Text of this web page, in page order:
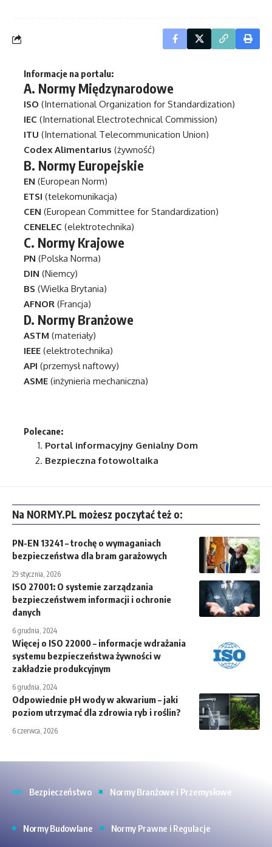
Informacje na portalu:
A. Normy Międzynarodowe
ISO (International Organization for Standardization)
IEC (International Electrotechnical Commission)
ITU (International Telecommunication Union)
Codex Alimentarius (żywność)
B. Normy Europejskie
EN (European Norm)
ETSI (telekomunikacja)
CEN (European Committee for Standardization)
CENELEC (elektrotechnika)
C. Normy Krajowe
PN (Polska Norma)
DIN (Niemcy)
BS (Wielka Brytania)
AFNOR (Francja)
D. Normy Branżowe
ASTM (materiały)
IEEE (elektrotechnika)
API (przemysł naftowy)
ASME (inżynieria mechaniczna)
Polecane:
Portal informacyjny Genialny Dom
Bezpieczna fotowoltaika
Na NORMY.PL możesz poczytać też o:
PN-EN 13241 – trochę o wymaganiach
bezpieczeństwa dla bram garażowych
29 stycznia, 2026
ISO 27001: O systemie zarządzania
bezpieczeństwem informacji i ochronie
danych
6 grudnia, 2024
Więcej o ISO 22000 – informacje wdrażania
systemu bezpieczeństwa żywności w
zakładzie produkcyjnym
6 grudnia, 2024
Odpowiednie pH wody w akwarium – jaki
poziom utrzymać dla zdrowia ryb i roślin?
6 czerwca, 2026
Bezpieczeństwo Normy Branżowe i Przemysłowe
Normy Budowlane Normy Prawne i Regulacje